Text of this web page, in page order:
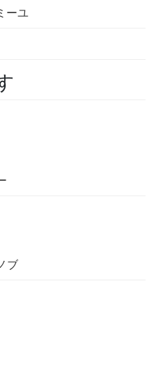
ーユ
ブ